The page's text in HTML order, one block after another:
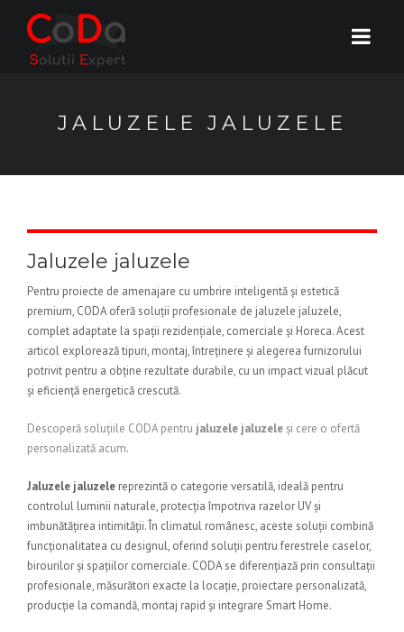
JALUZELE JALUZELE
Jaluzele jaluzele
Pentru proiecte de amenajare cu umbrire inteligentă și estetică
premium, CODA oferă soluții profesionale de jaluzele jaluzele,
complet adaptate la spații rezidențiale, comerciale și Horeca. Acest
articol explorează tipuri, montaj, întreținere și alegerea furnizorului
potrivit pentru a obține rezultate durabile, cu un impact vizual plăcut
și eficiență energetică crescută.
Descoperă soluțiile CODA pentru jaluzele jaluzeleși cere o ofertă
personalizată acum.
Jaluzele jaluzele reprezintă o categorie versatilă, ideală pentru
controlul luminii naturale, protecția împotriva razelor UV și
imbunătățirea intimității. În climatul românesc, aceste soluții combină
funcționalitatea cu designul, oferind soluții pentru ferestrele caselor,
birourilor și spațiilor comerciale. CODA se diferențiază prin consultații
profesionale, măsurători exacte la locație, proiectare personalizată,
producție la comandă, montaj rapid și integrare Smart Home.